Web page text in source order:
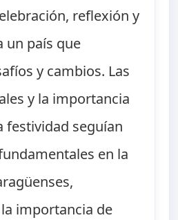
reflexión y
un país que
y cambios. Las
y la importancia
festividad seguían
en la
importancia de